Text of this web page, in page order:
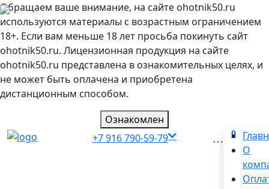
Обращаем ваше внимание, на сайте ohotnik50.ru
используются материалы с возрастным ограничением
18+. Если вам меньше 18 лет просьба покинуть сайт
ohotnik50.ru. Лицензионная продукция на сайте
ohotnik50.ru представлена в ознакомительных целях, и
не может быть оплачена и приобретена
дистанционным способом.
Ознакомлен
+7 916 790-59-79
0
...
О